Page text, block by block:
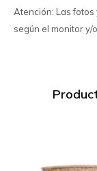
Atención: Las
según el monitor y/